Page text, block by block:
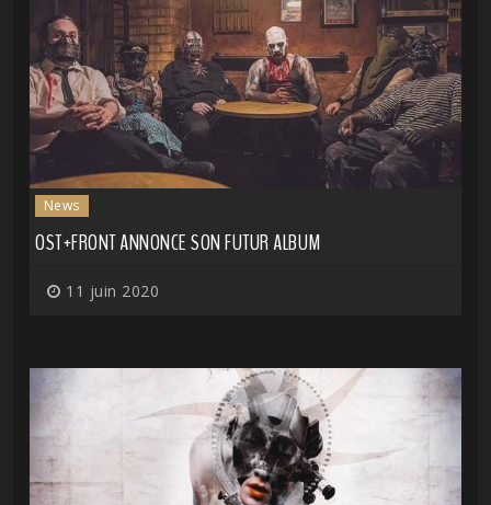
News
OST+FRONT ANNONCE SON FUTUR ALBUM
11 juin 2020